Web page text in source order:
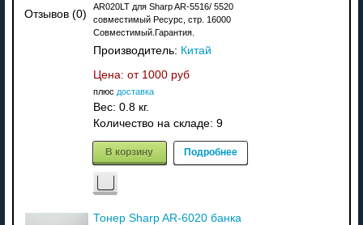
Отзывов (0)
AR020LT для Sharp AR-5516/ 5520
совместимый Ресурс, стр. 16000
Совместимый.Гарантия.
Производитель: Китай
Цена: от 1000 руб
плюс доставка
Вес: 0.8 кг.
Количество на складе: 9
В корзину Подробнее
Тонер Sharp AR-6020 банка